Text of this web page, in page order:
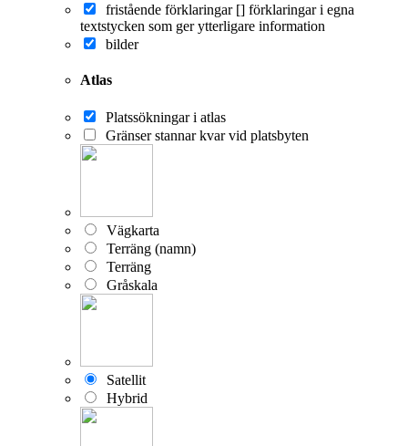
fristående förklaringar [] förklaringar i egna
textstycken som ger ytterligare information
bilder
Atlas
Platssökningar i atlas
Gränser stannar kvar vid platsbyten
Vägkarta
Terräng (namn)
Terräng
Gråskala
Satellit
Hybrid